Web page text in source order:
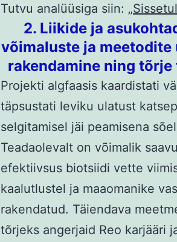
Tutvu analüüsiga siin: „
2. Liikide ja
võimaluste ja
rakendamine ning
Projekti algfaasis kaardistati
täpsustati leviku ulatust
selgitamisel jäi peamisena
Teadaolevalt on võimalik
efektiivsus biotsiidi vette
kaalutlustel ja maaomanike
rakendatud. Täiendava
tõrjeks angerjaid Reo karjääri